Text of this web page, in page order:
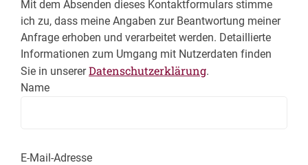
Mit dem Absenden dieses Kontaktformulars stimme
ich zu, dass meine Angaben zur Beantwortung meiner
Anfrage erhoben und verarbeitet werden. Detaillierte
Informationen zum Umgang mit Nutzerdaten finden
Sie in unsererDatenschutzerklärung.
Name
E-Mail-Adresse